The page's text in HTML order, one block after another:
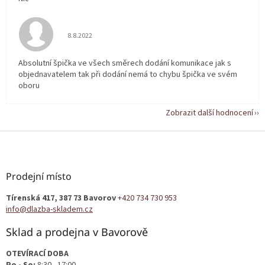
Hodnocení obchodu je 5 z 5 hvězdiček.
8.8.2022
Absolutní špička ve všech směrech dodání komunikace jak s
objednavatelem tak při dodání nemá to chybu špička ve svém
oboru
Zobrazit další hodnocení
Z
Prodejní místo
Tírenská 417, 387 73 Bavorov+420 734 730 953
info@dlazba-skladem.cz
Sklad a prodejna v Bavorově
OTEVÍRACÍ DOBA